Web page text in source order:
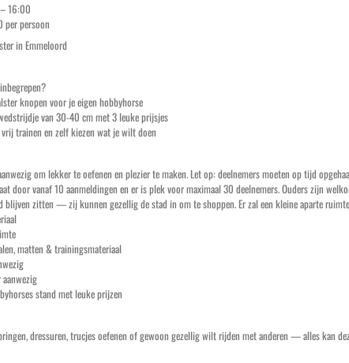
16:00
per persoon
in Emmeloord
knopen voor je eigen hobbyhorse
van 30-40 cm met 3 leuke prijsjes
trainen en zelf kiezen wat je wilt doen
om lekker te oefenen en plezier te maken. Let op: deelnemers moeten op tijd
door vanaf 10 aanmeldingen en er is plek voor maximaal 30 deelnemers. Ouders zijn
blijven zitten — zij kunnen gezellig de stad in om te shoppen. Er zal een kleine aparte
matten & trainingsmateriaal
stand met leuke prijzen
dressuren, trucjes oefenen of gewoon gezellig wilt rijden met anderen — alles kan